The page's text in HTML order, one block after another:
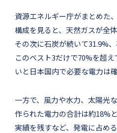
資源エネルギー庁がまとめた
構成を見ると、天然ガスが全
その次に石炭が続いて31.9%
このベスト3だけで70%を超
いと日本国内で必要な電力は
一方で、風力や水力、太陽光
作られた電力の合計は約18%
実績を残すなど、発電に占め